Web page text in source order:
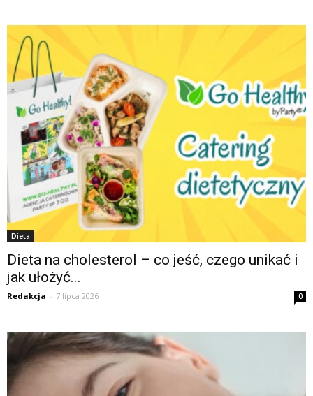
Dieta
Dieta na cholesterol – co jeść, czego unikać i
jak ułożyć...
Redakcja - 7 lipca 2026 0